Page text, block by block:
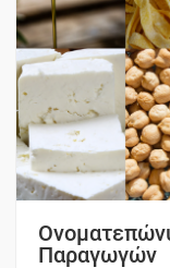
Παραγωγών